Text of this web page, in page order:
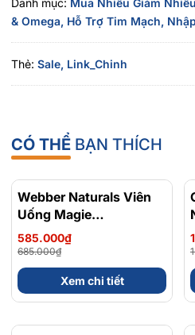
2. Webber Naturals
Magie (từ Magnesium
Magnesium Bisglycinate là dạng
tốt, thân thiện với hệ tiêu hóa
đường ruột so với một số dạng
& Omega, Hỗ Trợ Tim Mạch,
Thẻ: Sale, Link_Chinh
CÓ THỂ BẠN THÍCH
- 15%
Webber Naturals Viên
Uống Magie
Magnesium
Bisglycinate 200mg -
Chính Ngạch Canada,
Xuất VAT
585.000₫
685.000₫
Xem chi tiết